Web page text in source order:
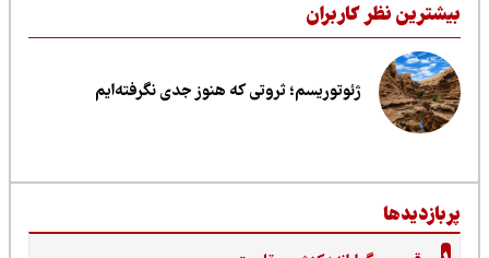
نظر کاربران
ژئوتوریسم؛ ثروتی که هنوز جدی نگرفته‌ایم